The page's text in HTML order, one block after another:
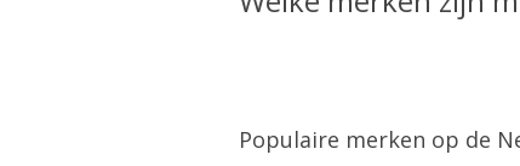
Populaire merken op de